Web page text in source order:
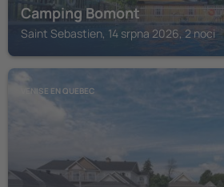
Camping Bomont
Saint Sebastien, 14 srpna 2026, 2 noci
VENISE EN QUEBEC